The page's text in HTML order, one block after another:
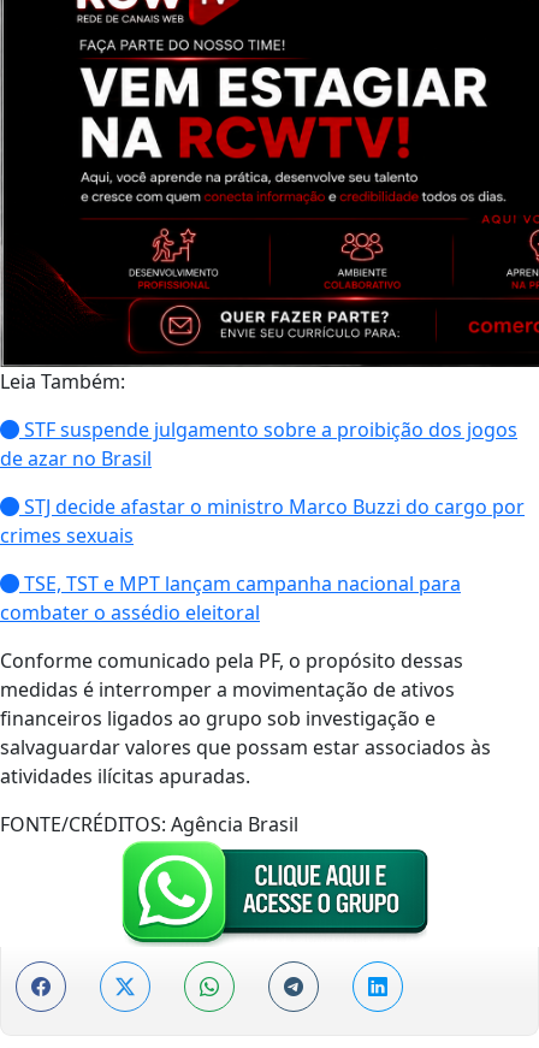
Leia Também:
STF suspende julgamento sobre a proibição dos jogos
de azar no Brasil
STJ decide afastar o ministro Marco Buzzi do cargo por
crimes sexuais
TSE, TST e MPT lançam campanha nacional para
combater o assédio eleitoral
Conforme comunicado pela PF, o propósito dessas
medidas é interromper a movimentação de ativos
financeiros ligados ao grupo sob investigação e
salvaguardar valores que possam estar associados às
atividades ilícitas apuradas.
FONTE/CRÉDITOS: Agência Brasil